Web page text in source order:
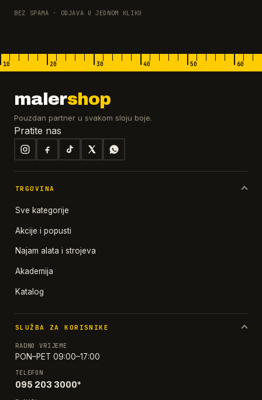
BEZ SPAMA · ODJAVA U JEDNOM KLIKU
10 20 30 40 50 60
malershop
Pouzdan partner u svakom sloju boje.
Pratite nas
TRGOVINA
Sve kategorije
Akcije i popusti
Najam alata i strojeva
Akademija
Katalog
SLUŽBA ZA KORISNIKE
RADNO VRIJEME
PON–PET 09:00–17:00
TELEFON
095 203 3000*